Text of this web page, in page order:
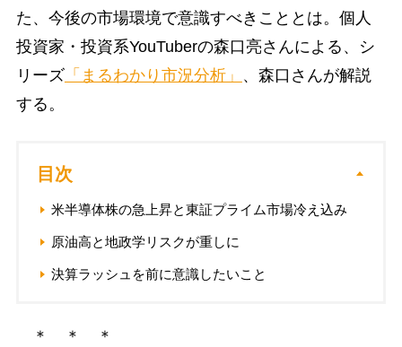
た、今後の市場環境で意識すべきこととは。個人
投資家・投資系YouTuberの森口亮さんによる、シ
リーズ「まるわかり市況分析」 、森口さんが解説
する。
目次
米半導体株の急上昇と東証プライム市場冷え込み
原油高と地政学リスクが重しに
決算ラッシュを前に意識したいこと
＊ ＊ ＊